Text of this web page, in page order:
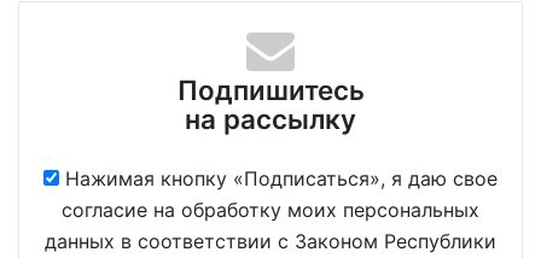
Подпишитесь
на рассылку
Нажимая кнопку «Подписаться», я даю свое
согласие на обработку моих персональных
данных в соответствии с Законом Республики